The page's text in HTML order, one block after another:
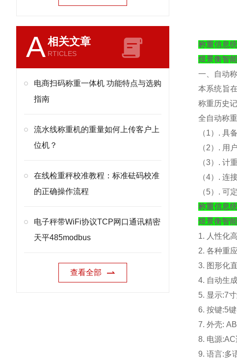
A相关文章
RTICLES
电商扫码称重一体机 功能特点与选购
指南
流水线称重机的重量如何上传客户上
位机？
在线检重秤校准教程：标准砝码校准
的正确操作流程
电子秤带WiFi协议TCP网口通讯精密
天平485modbus
查看全部
称重信息
煜景衡智
一、自动
本系统旨
称重历史
全自动称
（1）. 具
（2）. 用
（3）. 计
（4）. 连
（5）. 可
称重信息
煜景衡智
1. 人性化
2. 各种重
3. 图形化
4. 自动生
5. 显示:7
6. 按键:5
7. 外壳:
8. 电源:AC
9. 语言:多